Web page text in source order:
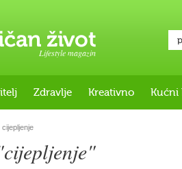
Lifestyle magazin
Zdravlje Kreativno Kućni
cijepljenje